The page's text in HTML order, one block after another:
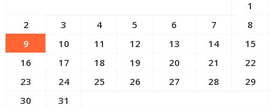
1
2
3 4 5 6 7
8
9
10 11 12 13 14
15
16
17 18 19 20 21
22
23
24 25 26 27 28
29
30
31